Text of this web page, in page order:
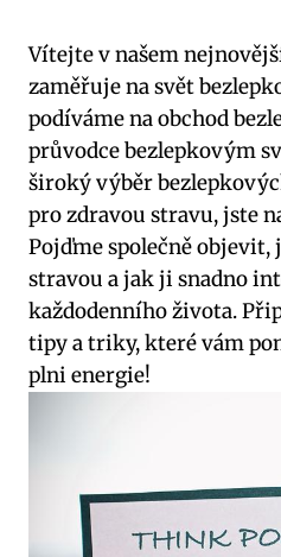
Vítejte v našem
zaměřuje na svět
podíváme na obchod
průvodce bezlepkovým
široký výběr
pro zdravou stravu, jste
Pojďme společně objevit,
stravou a jak ji snadno
každodenního života.
tipy a triky, které vám
plni energie!